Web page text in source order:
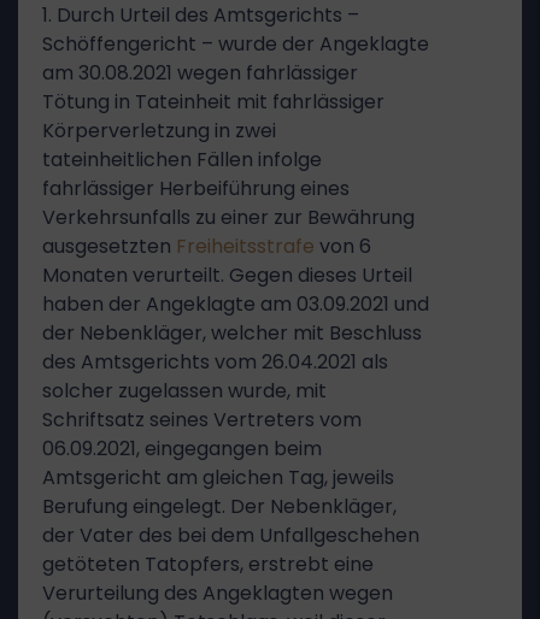
1. Durch Urteil des Amtsgerichts –
Schöffengericht – wurde der Angeklagte
am 30.08.2021 wegen fahrlässiger
Tötung in Tateinheit mit fahrlässiger
Körperverletzung in zwei
tateinheitlichen Fällen infolge
fahrlässiger Herbeiführung eines
Verkehrsunfalls zu einer zur Bewährung
ausgesetzten Freiheitsstrafe von 6
Monaten verurteilt. Gegen dieses Urteil
haben der Angeklagte am 03.09.2021 und
der Nebenkläger, welcher mit Beschluss
des Amtsgerichts vom 26.04.2021 als
solcher zugelassen wurde, mit
Schriftsatz seines Vertreters vom
06.09.2021, eingegangen beim
Amtsgericht am gleichen Tag, jeweils
Berufung eingelegt. Der Nebenkläger,
der Vater des bei dem Unfallgeschehen
getöteten Tatopfers, erstrebt eine
Verurteilung des Angeklagten wegen